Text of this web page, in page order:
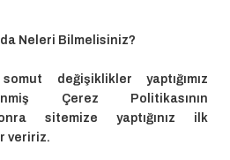
Neleri Bilmelisiniz?
değişiklikler yaptığımız
Çerez Politikasının
sitemize yaptığınız ilk
veririz.